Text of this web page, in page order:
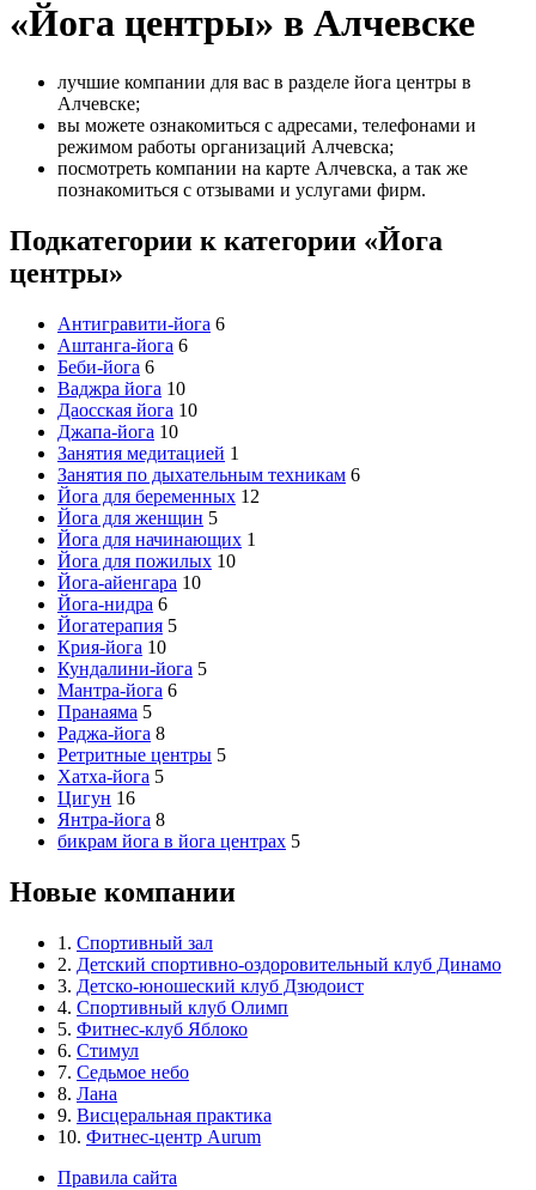
«Йога центры» в Алчевске
лучшие компании для вас в разделе йога центры в
Алчевске;
вы можете ознакомиться с адресами, телефонами и
режимом работы организаций Алчевска;
посмотреть компании на карте Алчевска, а так же
познакомиться с отзывами и услугами фирм.
Подкатегории к категории «Йога
центры»
Антигравити-йога 6
Аштанга-йога 6
Беби-йога 6
Ваджра йога 10
Даосская йога 10
Джапа-йога 10
Занятия медитацией 1
Занятия по дыхательным техникам 6
Йога для беременных 12
Йога для женщин 5
Йога для начинающих 1
Йога для пожилых 10
Йога-айенгара 10
Йога-нидра 6
Йогатерапия 5
Крия-йога 10
Кундалини-йога 5
Мантра-йога 6
Пранаяма 5
Раджа-йога 8
Ретритные центры 5
Хатха-йога 5
Цигун 16
Янтра-йога 8
бикрам йога в йога центрах 5
Новые компании
1. Спортивный зал
2. Детский спортивно-оздоровительный клуб Динамо
3. Детско-юношеский клуб Дзюдоист
4. Спортивный клуб Олимп
5. Фитнес-клуб Яблоко
6. Стимул
7. Седьмое небо
8. Лана
9. Висцеральная практика
10. Фитнес-центр Aurum
Правила сайта